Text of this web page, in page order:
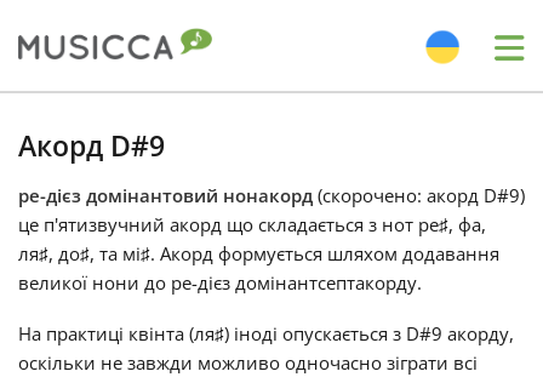
Български
Dansk
Deutsch
Акорд D#9
ре-дієз домінантовий нонакорд (скорочено: акорд D#9)
це п'ятизвучний акорд що складається з нот ре♯, фа,
ля♯, до♯, та мі♯. Акорд формується шляхом додавання
великої нони до ре-дієз домінантсептакорду.
На практиці квінта (ля♯) іноді опускається з D#9 акорду,
оскільки не завжди можливо одночасно зіграти всі